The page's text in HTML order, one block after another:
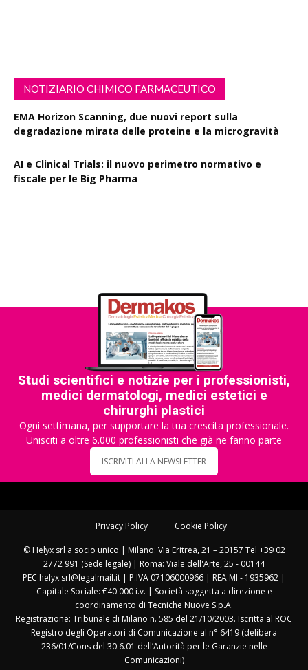
NOTIZIARIO CHIMICO FARMACEUTICO
EMA Horizon Scanning, due nuovi report sulla
degradazione mirata delle proteine e la microgravità
AI e Clinical Trials: il nuovo perimetro normativo e
fiscale per le Big Pharma
Studi scientifici e notizie per i professionisti,
medici dermatologi, medici estetici e
chirurghi plastici
Ogni settimana, per supportare la tua crescita professionale.
Unisciti a oltre 6.000 professionisti che già ne fanno parte
ISCRIVITI ALLA NEWSLETTER
Privacy Policy Cookie Policy
© Helyx srl a socio unico | Milano: Via Eritrea, 21 – 20157 Tel +39 02
2772 991 (Sede legale) | Roma: Viale dell'Arte, 25 - 00144
PEC helyx.srl@legalmail.it | P.IVA 07106000966 | REA MI - 1935962 |
Capitale Sociale: €40.000 i.v. | Società soggetta a direzione e
coordinamento di Tecniche Nuove S.p.A.
Registrazione: Tribunale di Milano n. 585 del 21/10/2003. Iscritta al ROC
Registro degli Operatori di Comunicazione al n° 6419 (delibera
236/01/Cons del 30.6.01 dell’Autorità per le Garanzie nelle
Comunicazioni)